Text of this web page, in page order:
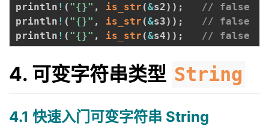
println ! ( "{}" , is_str (&s2) ) ;
// false
println ! ( "{}" , is_str (&s3) ) ;
// false
println ! ( "{}" , is_str (&s4) ) ; // false
4. 可变字符串类型 String
4.1 快速入门可变字符串 String